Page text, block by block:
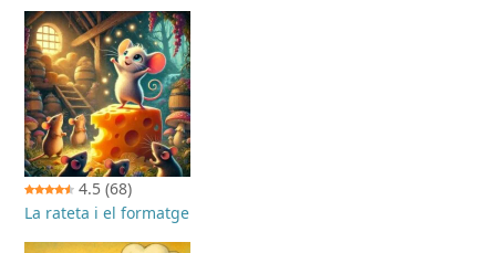
4.5 (68)
La rateta i el formatge